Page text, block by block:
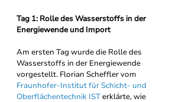
Tag 1: Rolle des Wasserstoffs in der
Energiewende und Import
Am ersten Tag wurde die Rolle des
Wasserstoffs in der Energiewende
vorgestellt. Florian Scheffler vom
Fraunhofer-Institut für Schicht- und
Oberflächentechnik IST erklärte, wie